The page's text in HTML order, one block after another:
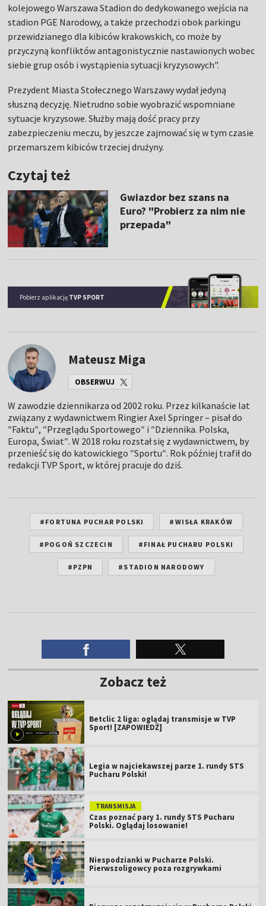
kolejowego Warszawa Stadion do dedykowanego wejścia na
stadion PGE Narodowy, a także przechodzi obok parkingu
przewidzianego dla kibiców krakowskich, co może by
przyczyną konfliktów antagonistycznie nastawionych wobec
siebie grup osób i wystąpienia sytuacji kryzysowych".
Prezydent Miasta Stołecznego Warszawy wydał jedyną
słuszną decyzję. Nietrudno sobie wyobrazić wspomniane
sytuacje kryzysowe. Służby mają dość pracy przy
zabezpieczeniu meczu, by jeszcze zajmować się w tym czasie
przemarszem kibiców trzeciej drużyny.
Czytaj też
Gwiazdor bez szans na
Euro? "Probierz za nim nie
przepada"
Pobierz aplikację TVP SPORT
Mateusz Miga
OBSERWUJ
W zawodzie dziennikarza od 2002 roku. Przez kilkanaście lat
związany z wydawnictwem Ringier Axel Springer – pisał do
″Faktu″, ″Przeglądu Sportowego″ i ″Dziennika. Polska,
Europa, Świat″. W 2018 roku rozstał się z wydawnictwem, by
przenieść się do katowickiego ″Sportu″. Rok później trafił do
redakcji TVP Sport, w której pracuje do dziś.
#FORTUNA PUCHAR POLSKI #WISŁA KRAKÓW
#POGOŃ SZCZECIN #FINAŁ PUCHARU POLSKI
#PZPN #STADION NARODOWY
Zobacz też
Betclic 2 liga: oglądaj transmisje w TVP
Sport! [ZAPOWIEDŹ]
Legia w najciekawszej parze 1. rundy STS
Pucharu Polski!
TRANSMISJA
Czas poznać pary 1. rundy STS Pucharu
Polski. Oglądaj losowanie!
Niespodzianki w Pucharze Polski.
Pierwszoligowcy poza rozgrywkami